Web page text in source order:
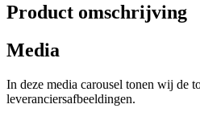
Product omschrijving
Media
In deze media carousel tonen wij de
leveranciersafbeeldingen.